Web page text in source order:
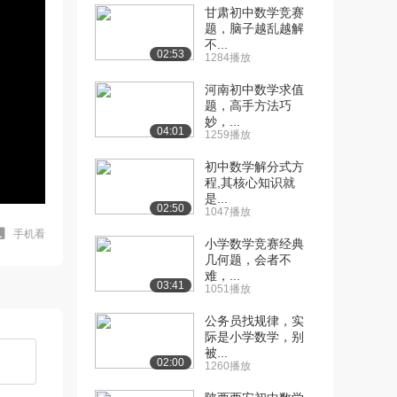
手机看
02:53
甘肃初中数学竞赛
题，脑子越乱越解
不...
1284播放
04:01
河南初中数学求值
题，高手方法巧
妙，...
1259播放
02:50
初中数学解分式方
程,其核心知识就
是...
1047播放
03:41
小学数学竞赛经典
几何题，会者不
难，...
1051播放
02:00
公务员找规律，实
际是小学数学，别
被...
1260播放